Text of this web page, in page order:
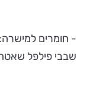
- חומרים למישרה:
שבבי פילפל